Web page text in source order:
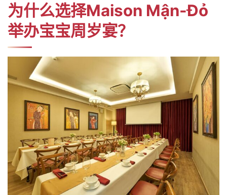
为什么选择Maison Mận-Đỏ
举办宝宝周岁宴？